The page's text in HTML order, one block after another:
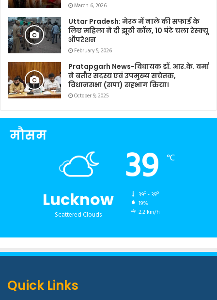
March 6, 2026
Uttar Pradesh: मेरठ में नाले की सफाई के
लिए महिला ने दी झूठी कॉल, 10 घंटे चला रेस्क्यू
ऑपरेशन
February 5, 2026
Pratapgarh News-विधायक डॉ. आर.के. वर्मा
ने बतौर सदस्य एवं उपमुख्य सचेतक,
विधानसभा (सपा) सहभाग किया।
October 9, 2025
मौसम
Lucknow
Scattered Clouds
39 ℃
39º - 39º
19%
2.2 km/h
Quick Links